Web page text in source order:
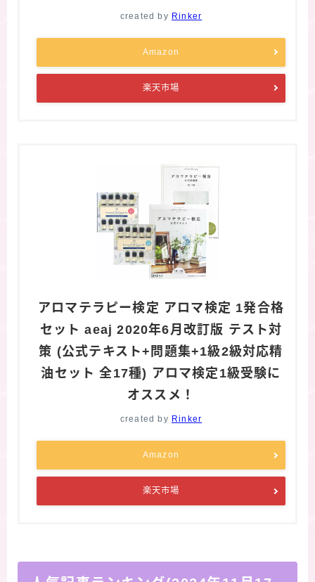
created by Rinker
Amazon
楽天市場
アロマテラピー検定 アロマ検定 1発合格
セット aeaj 2020年6月改訂版 テスト対
策 (公式テキスト+問題集+1級2級対応精
油セット 全17種) アロマ検定1級受験に
オススメ！
created by Rinker
Amazon
楽天市場